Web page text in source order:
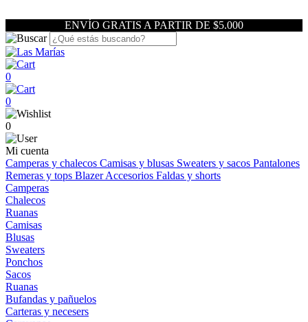
ENVÍO GRATIS A PARTIR DE $5.000
0
0
0
Mi cuenta
Camperas y chalecos Camisas y blusas Sweaters y sacos Pantalones
Remeras y tops BlazerAccesorios Faldas y shorts
Camperas
Chalecos
Ruanas
Camisas
Blusas
Sweaters
Ponchos
Sacos
Ruanas
Bufandas y pañuelos
Carteras y necesers